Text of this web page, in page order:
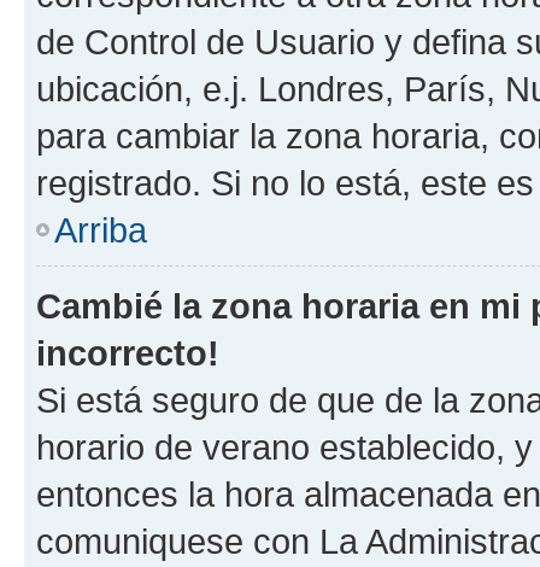
de Control de Usuario y defina
ubicación, e.j. Londres, París,
para cambiar la zona horaria,
registrado. Si no lo está, este
Arriba
Cambié la zona horaria en
incorrecto!
Si está seguro de que de la
horario de verano establecido,
entonces la hora almacenada
comuniquese con La